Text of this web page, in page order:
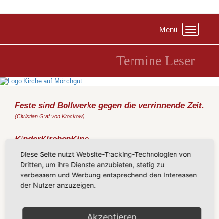
Toggle
Menü
Termine Leser
Feste sind Bollwerke gegen die verrinnende Zeit.
(Christian Graf von Krockow)
KinderKirchenKino
Pestalozzistraße 2
Für alle Kinder ab 6 Jahren
Wir beginnen mit einem Abendsegen, essen im Anschluss
Bitte bring einen kleinen Essensbeitrag für das Buffet mit. Für
Diese Seite nutzt Website-Tracking-Technologien von
Dritten, um ihre Dienste anzubieten, stetig zu
verbessern und Werbung entsprechend den Interessen
der Nutzer anzuzeigen.
Akzeptieren